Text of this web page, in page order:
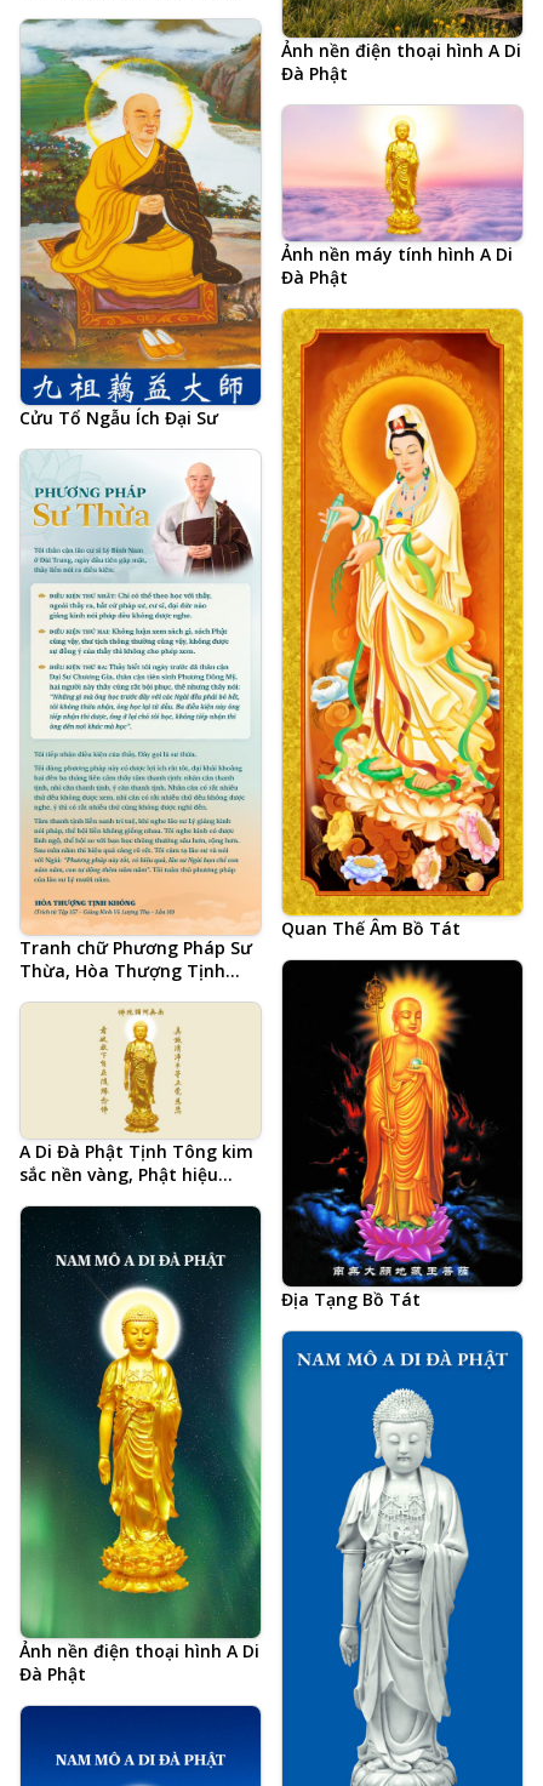
Ảnh nền điện thoại hình A Di
Đà Phật
Cửu Tổ Ngẫu Ích Đại Sư
Ảnh nền máy tính hình A Di
Đà Phật
Quan Thế Âm Bồ Tát
Tranh chữ Phương Pháp Sư
Thừa, Hòa Thượng Tịnh
Nam, bí quyết tu học thành
Địa Tạng Bồ Tát
A Di Đà Phật Tịnh Tông kim
sắc nền vàng, Phật hiệu
đắc cả đời học Phật của Hòa
Thượng Tịnh Không, hình
Phật chất lượng cao, kích
thước lớn, ảnh chiều ngang
Ảnh nền điện thoại hình A Di
Đà Phật